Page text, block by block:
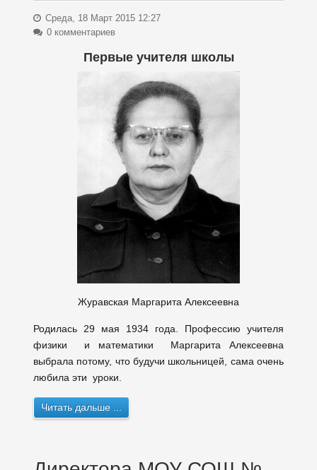
Среда, 18 Март 2015 12:27
0 комментариев
Первые учителя школы
Журавская Маргарита Алексеевна
Родилась 29 мая 1934 года. Профессию учителя
физики и математики Маргарита Алексеевна
выбрала потому, что будучи школьницей, сама очень
любила эти уроки.
Читать дальше ...